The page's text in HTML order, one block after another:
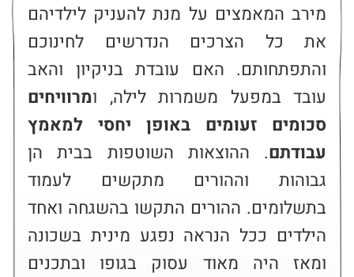
מירב המאמצים על מנת להעניק לילדיהם
את כל הצרכים הנדרשים לחינוכם
והתפתחותם. האם עובדת בניקיון והאב
עובד במפעל משמרות לילה, ו
מרוויחים
סכומים זעומים באופן יחסי למאמץ
עבודתם
. ההוצאות השוטפות בבית הן
גבוהות וההורים מתקשים לעמוד
בתשלומים. ההורים התקשו בהשגחה ואחד
הילדים ככל הנראה נפגע מינית בשכונה
ומאז היה מאוד עסוק בגופו ובתכנים